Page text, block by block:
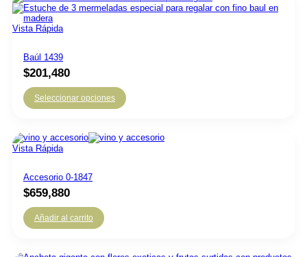
Vista Rápida
Baúl 1439
$201,480
Seleccionar opciones
Vista Rápida
Accesorio 0-1847
$659,880
Añadir al carrito